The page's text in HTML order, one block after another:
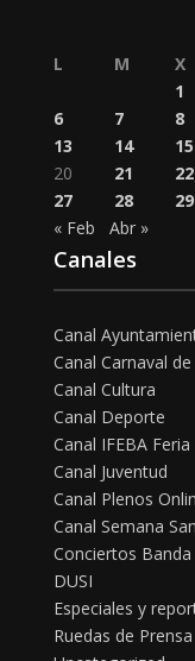
L
M X
1
6
7 8
13
14 15
20
21 22
27
28 29
« Feb
Abr »
Canales
Canal
Canal Carnaval
Canal Cultura
Canal Deporte
Canal IFEBA
Canal Juventud
Canal Plenos
Canal Semana
Conciertos
DUSI
Especiales y
Ruedas de Prensa